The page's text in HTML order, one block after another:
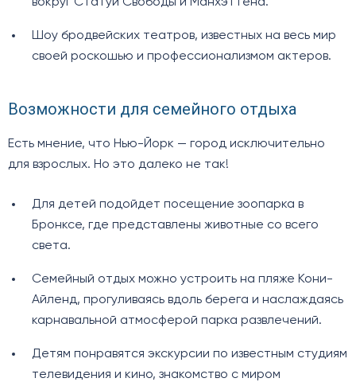
Шоу бродвейских театров, известных на весь мир
своей роскошью и профессионализмом актеров.
Возможности для семейного отдыха
Есть мнение, что Нью-Йорк — город исключительно
для взрослых. Но это далеко не так!
Для детей подойдет посещение зоопарка в
Бронксе, где представлены животные со всего
света.
Семейный отдых можно устроить на пляже Кони-
Айленд, прогуливаясь вдоль берега и наслаждаясь
карнавальной атмосферой парка развлечений.
Детям понравятся экскурсии по известным студиям
телевидения и кино, знакомство с миром